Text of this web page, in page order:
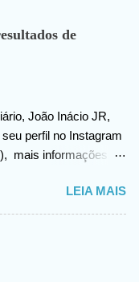
de
João Inácio JR,
perfil no Instagram
mais informações
João confirma que
para câncer de
agradece ao criador
na
LEIA MAIS